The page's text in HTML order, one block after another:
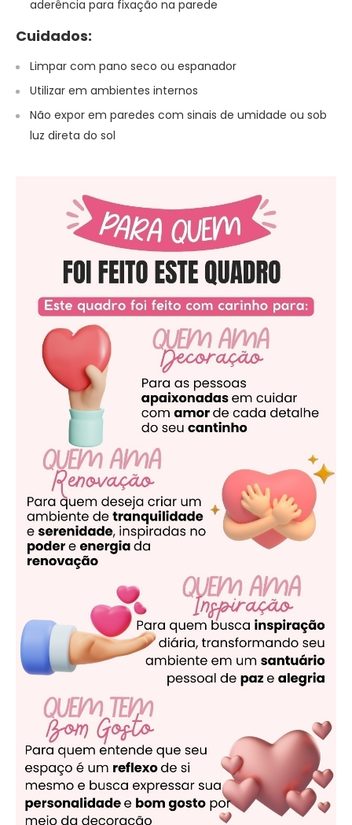
aderência para fixação na parede
Cuidados:
Limpar com pano seco ou espanador
Utilizar em ambientes internos
Não expor em paredes com sinais de umidade ou sob
luz direta do sol